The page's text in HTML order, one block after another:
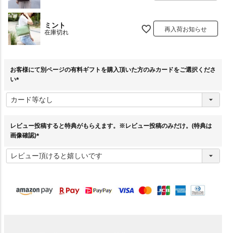
ミント
在庫切れ 再入荷お知らせ
お客様にて別ページの有料ギフトを購入頂いた方のみカードをご選択くださ
い
必
須
レビュー投稿すると特典がもらえます。※レビュー投稿のみだけ。(特典は
画像確認)
必
須